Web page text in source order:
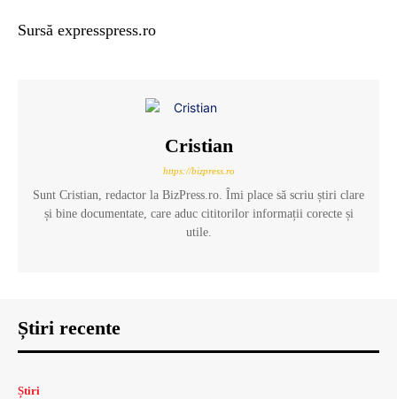
Sursă expresspress.ro
Cristian
https://bizpress.ro
Sunt Cristian, redactor la BizPress.ro. Îmi place să scriu știri clare
și bine documentate, care aduc cititorilor informații corecte și
utile.
Știri recente
Știri